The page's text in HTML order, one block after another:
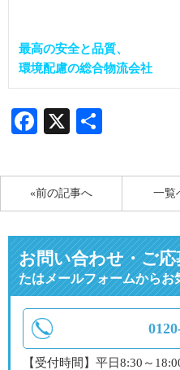
最高の安全と品質、
環境配慮の総合物流会社
Facebook
X
«前の記事へ 一覧
お問い合わせ・ご応
たはメールフォームからお
【受付時間】平日8:30～